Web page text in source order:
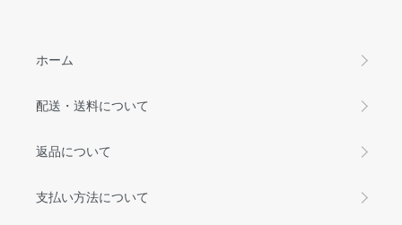
ホーム
配送・送料について
返品について
支払い方法について